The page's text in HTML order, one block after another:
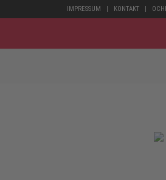
IMPRESSUM KONTAKT